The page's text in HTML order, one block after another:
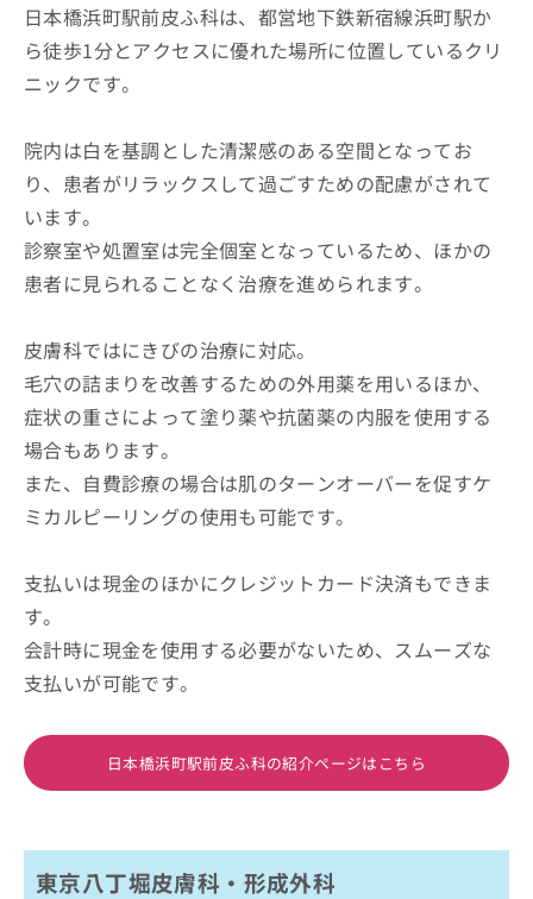
日本橋浜町駅前皮ふ科は、都営地下鉄新宿線浜町駅か
ら徒歩1分とアクセスに優れた場所に位置しているクリ
ニックです。
院内は白を基調とした清潔感のある空間となってお
り、患者がリラックスして過ごすための配慮がされて
います。
診察室や処置室は完全個室となっているため、ほかの
患者に見られることなく治療を進められます。
皮膚科ではにきびの治療に対応。
毛穴の詰まりを改善するための外用薬を用いるほか、
症状の重さによって塗り薬や抗菌薬の内服を使用する
場合もあります。
また、自費診療の場合は肌のターンオーバーを促すケ
ミカルピーリングの使用も可能です。
支払いは現金のほかにクレジットカード決済もできま
す。
会計時に現金を使用する必要がないため、スムーズな
支払いが可能です。
日本橋浜町駅前皮ふ科の紹介ページはこちら
東京八丁堀皮膚科・形成外科